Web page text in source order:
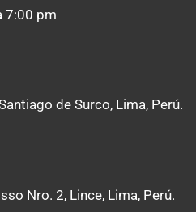
7:00 pm
de Surco, Lima, Perú.
Nro. 2, Lince, Lima, Perú.